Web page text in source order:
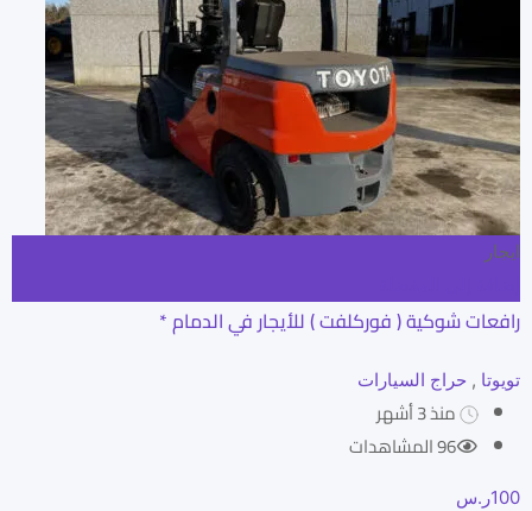
ايجار
رافعات شوكية ( فوركلفت ) للأيجار في الدمام *
تويوتا , حراج السيارات
منذ 3 أشهر
96 المشاهدات
100ر.س